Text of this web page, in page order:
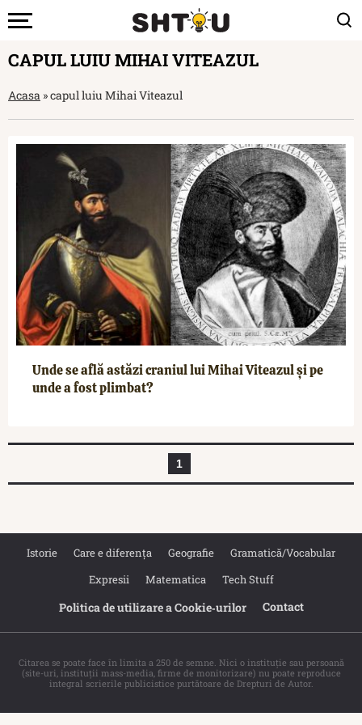
CAPUL LUIU MIHAI VITEAZUL
Acasa »capul luiu Mihai Viteazul
Unde se află astăzi craniul lui Mihai Viteazul și pe
unde a fost plimbat?
1
Istorie Care e diferența Geografie
Gramatică/Vocabular
Expresii
Matematica Tech Stuff
Politica de utilizare a Cookie‐urilor Contact
Citarea se poate face în limita a 250 de semne. Nici o instituţie sau persoană
(site-uri, instituţii mass-media, firme de monitorizare) nu poate reproduce
integral scrierile publicistice purtătoare de Drepturi de Autor.